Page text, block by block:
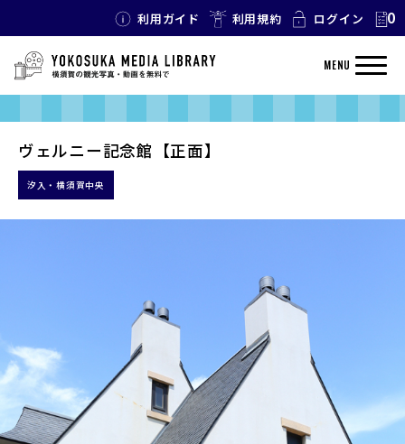
利用ガイド 利用規約 ログイン 0
MENU
ヴェルニー記念館【正面】
汐入・横須賀中央